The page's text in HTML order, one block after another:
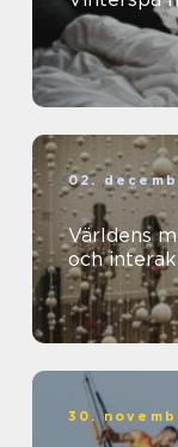
02.
Världens
och
30.